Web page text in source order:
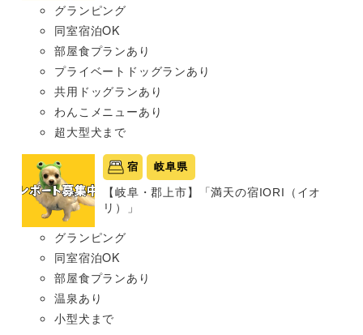
グランピング
同室宿泊OK
部屋食プランあり
プライベートドッグランあり
共用ドッグランあり
わんこメニューあり
超大型犬まで
宿 岐阜県
【岐阜・郡上市】「満天の宿IORI（イオ
リ）」
グランピング
同室宿泊OK
部屋食プランあり
温泉あり
小型犬まで